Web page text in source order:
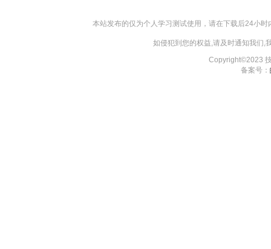
本站发布的仅为个人学习测试使用，请在下载后24小
如侵犯到您的权益,请及时通知我们,
Copyright©2023
备案号：